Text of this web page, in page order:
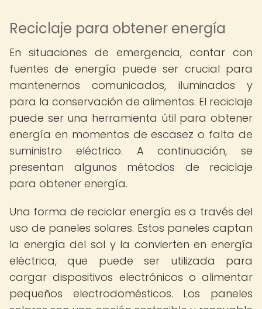
Reciclaje para obtener energía
En situaciones de emergencia, contar con
fuentes de energía puede ser crucial para
mantenernos comunicados, iluminados y
para la conservación de alimentos. El reciclaje
puede ser una herramienta útil para obtener
energía en momentos de escasez o falta de
suministro eléctrico. A continuación, se
presentan algunos métodos de reciclaje
para obtener energía.
Una forma de reciclar energía es a través del
uso de paneles solares. Estos paneles captan
la energía del sol y la convierten en energía
eléctrica, que puede ser utilizada para
cargar dispositivos electrónicos o alimentar
pequeños electrodomésticos. Los paneles